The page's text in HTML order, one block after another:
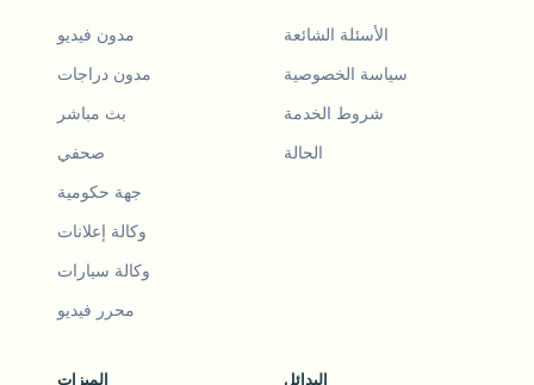
مدون فيديو
مدون دراجات
بث مباشر
صحفي
جهة حكومية
وكالة إعلانات
وكالة سيارات
محرر فيديو
الأسئلة الشائعة
سياسة الخصوصية
شروط الخدمة
الحالة
الميزات البدائل